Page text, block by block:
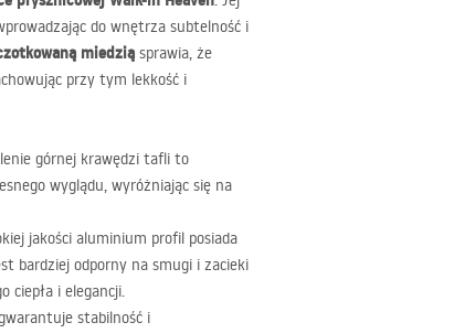
do wnętrza subtelność i
miedzią sprawia, że
przy tym lekkość i
górnej krawędzi tafli to
wyglądu, wyróżniając się na
jakości aluminium profil posiada
bardziej odporny na smugi i zacieki
ciepła i elegancji.
stabilność i